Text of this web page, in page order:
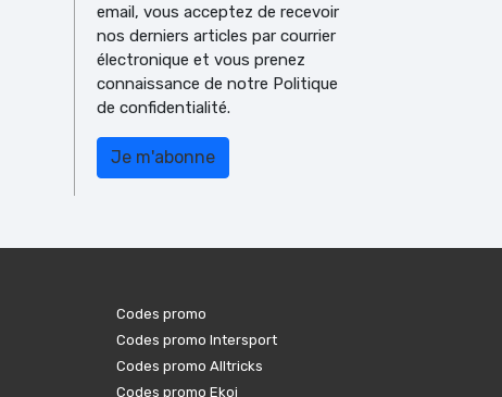
email, vous acceptez de recevoir
nos derniers articles par courrier
électronique et vous prenez
connaissance de notre Politique
de confidentialité.
Codes promo
Codes promo Intersport
Codes promo Alltricks
Codes promo Ekoi